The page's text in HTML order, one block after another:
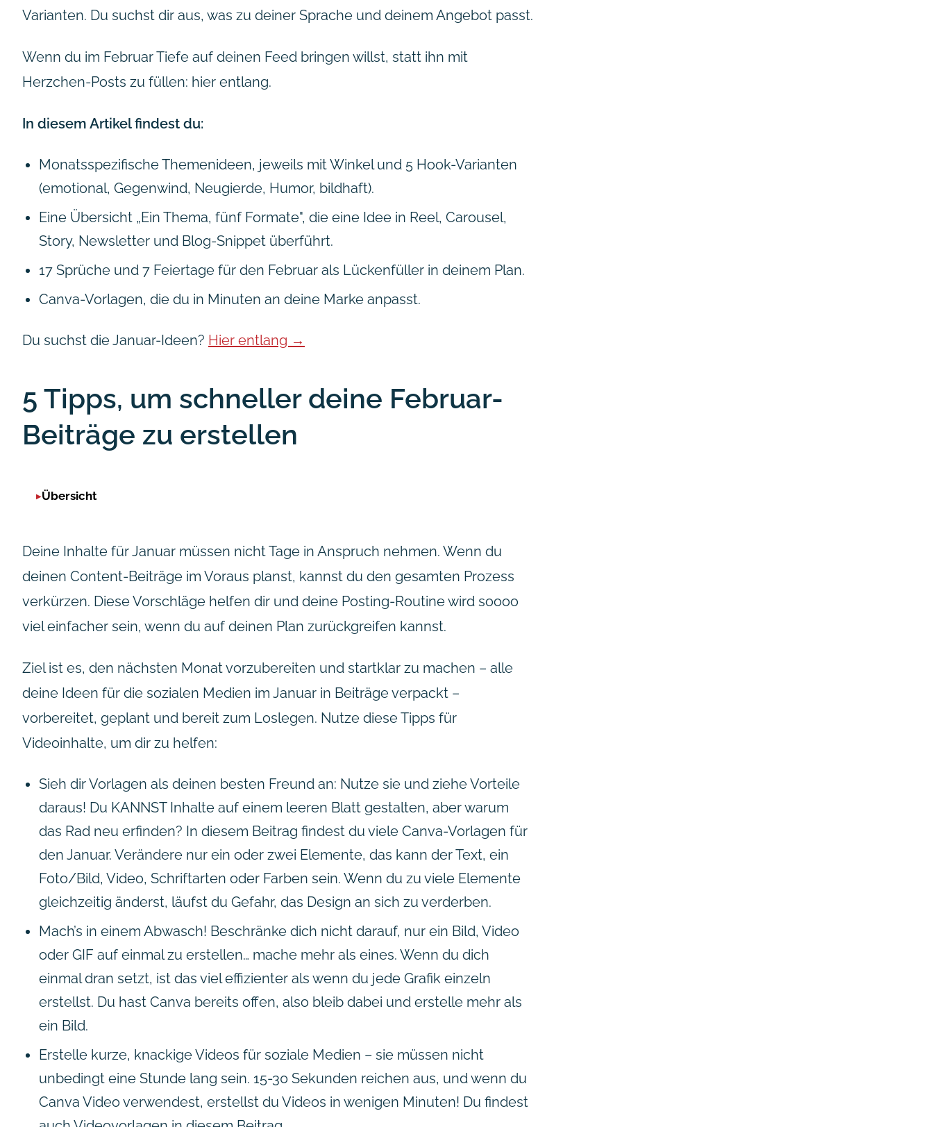
Varianten. Du suchst dir aus, was zu deiner Sprache und deinem Angebot passt.
Wenn du im Februar Tiefe auf deinen Feed bringen willst, statt ihn mit
Herzchen-Posts zu füllen: hier entlang.
In diesem Artikel findest du:
Monatsspezifische Themenideen, jeweils mit Winkel und 5 Hook-Varianten
(emotional, Gegenwind, Neugierde, Humor, bildhaft).
Eine Übersicht „Ein Thema, fünf Formate", die eine Idee in Reel, Carousel,
Story, Newsletter und Blog-Snippet überführt.
17 Sprüche und 7 Feiertage für den Februar als Lückenfüller in deinem Plan.
Canva-Vorlagen, die du in Minuten an deine Marke anpasst.
Du suchst die Januar-Ideen? Hier entlang →
5 Tipps, um schneller deine Februar-
Beiträge zu erstellen
Übersicht
Deine Inhalte für Januar müssen nicht Tage in Anspruch nehmen. Wenn du
deinen Content-Beiträge im Voraus planst, kannst du den gesamten Prozess
verkürzen. Diese Vorschläge helfen dir und deine Posting-Routine wird soooo
viel einfacher sein, wenn du auf deinen Plan zurückgreifen kannst.
Ziel ist es, den nächsten Monat vorzubereiten und startklar zu machen – alle
deine Ideen für die sozialen Medien im Januar in Beiträge verpackt –
vorbereitet, geplant und bereit zum Loslegen. Nutze diese Tipps für
Videoinhalte, um dir zu helfen:
Sieh dir Vorlagen als deinen besten Freund an: Nutze sie und ziehe Vorteile
daraus! Du KANNST Inhalte auf einem leeren Blatt gestalten, aber warum
das Rad neu erfinden? In diesem Beitrag findest du viele Canva-Vorlagen für
den Januar. Verändere nur ein oder zwei Elemente, das kann der Text, ein
Foto/Bild, Video, Schriftarten oder Farben sein. Wenn du zu viele Elemente
gleichzeitig änderst, läufst du Gefahr, das Design an sich zu verderben.
Mach’s in einem Abwasch! Beschränke dich nicht darauf, nur ein Bild, Video
oder GIF auf einmal zu erstellen… mache mehr als eines. Wenn du dich
einmal dran setzt, ist das viel effizienter als wenn du jede Grafik einzeln
erstellst. Du hast Canva bereits offen, also bleib dabei und erstelle mehr als
ein Bild.
Erstelle kurze, knackige Videos für soziale Medien – sie müssen nicht
unbedingt eine Stunde lang sein. 15-30 Sekunden reichen aus, und wenn du
Canva Video verwendest, erstellst du Videos in wenigen Minuten! Du findest